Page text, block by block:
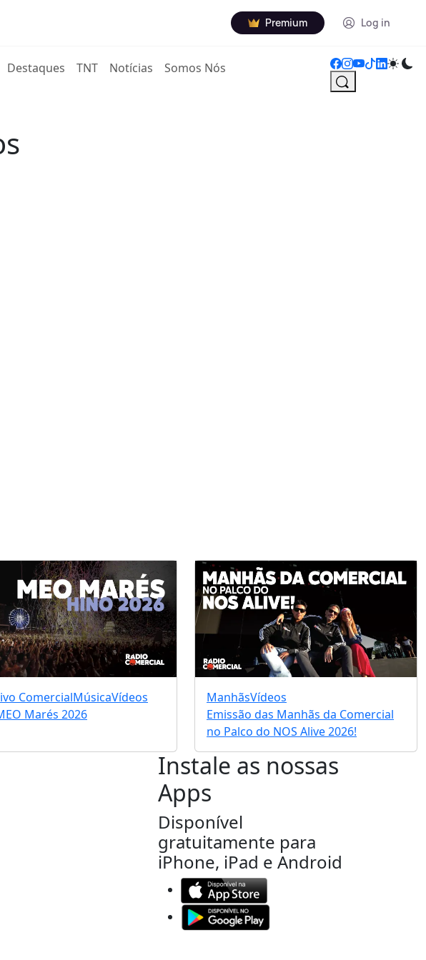
Premium Log in
Destaques TNT Notícias Somos Nós
ComercialMúsicaVídeos
Marés 2026
ManhãsVídeos
Emissão das Manhãs da Comercial
no Palco do NOS Alive 2026!
Instale as nossas
Apps
Disponível
gratuitamente para
iPhone, iPad e Android